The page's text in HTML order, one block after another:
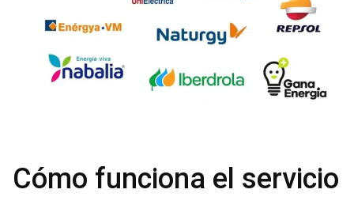
Cómo funciona el servicio